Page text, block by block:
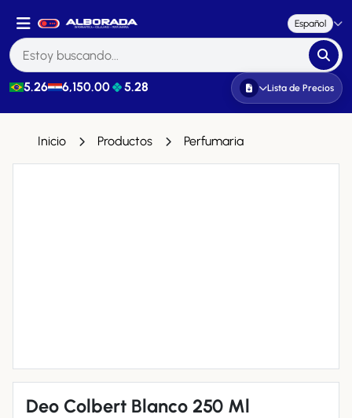
Español
5.26 6,150.00 5.28 Lista de Precios
Inicio Productos Perfumaria
Deo Colbert Blanco 250 Ml